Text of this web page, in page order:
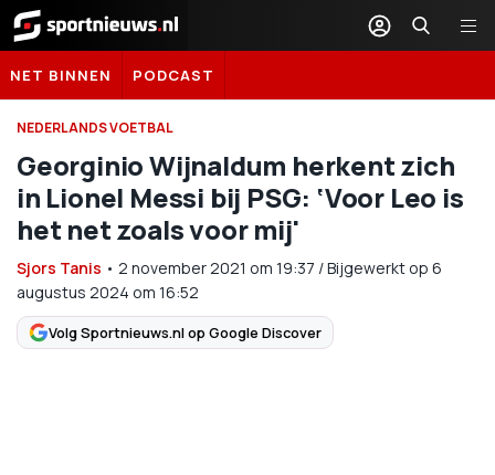
Sportnieuws.nl
NET BINNEN PODCAST
NEDERLANDS VOETBAL
Georginio Wijnaldum herkent zich
in Lionel Messi bij PSG: ‘Voor Leo is
het net zoals voor mij'
Sjors Tanis • 2 november 2021 om 19:37 /Bijgewerkt op 6
augustus 2024 om 16:52
Volg Sportnieuws.nl op Google Discover